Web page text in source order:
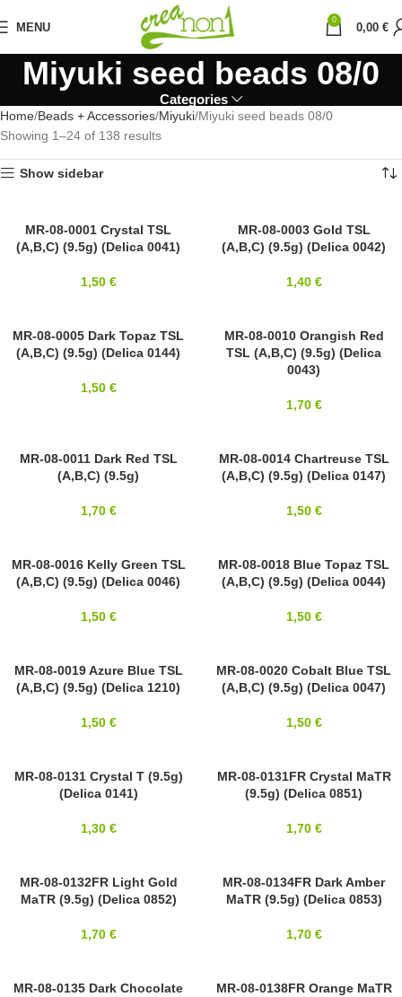
MENU
0
0,00 €
Miyuki seed beads 08/0
Categories
Home Beads + Accessories Miyuki Miyuki seed beads 08/0
Showing 1–24 of 138 results
Show sidebar
MIYUKI
MR-08-0001 Crystal TSL
(A,B,C) (9.5g) (Delica 0041)
1,50 €
MIYUKI
MR-08-0003 Gold TSL
(A,B,C) (9.5g) (Delica 0042)
1,40 €
8/0
MIYUKI
MR-08-0005 Dark Topaz TSL
(A,B,C) (9.5g) (Delica 0144)
1,50 €
8/0
MIYUKI
MR-08-0010 Orangish Red
TSL (A,B,C) (9.5g) (Delica
0043)
1,70 €
8/0MR-08-0011 Dark Red TSL
(A,B,C) (9.5g)
1,70 €
8/0
MIYUKI
MR-08-0014 Chartreuse TSL
(A,B,C) (9.5g) (Delica 0147)
1,50 €
8/0
MIYUKI
MR-08-0016 Kelly Green TSL
(A,B,C) (9.5g) (Delica 0046)
1,50 €
8/0
MIYUKI
MR-08-0018 Blue Topaz TSL
(A,B,C) (9.5g) (Delica 0044)
1,50 €
8/0
MIYUKI
MR-08-0019 Azure Blue TSL
(A,B,C) (9.5g) (Delica 1210)
1,50 €
8/0
MIYUKI
MR-08-0020 Cobalt Blue TSL
(A,B,C) (9.5g) (Delica 0047)
1,50 €
8/0
MR-08-0131 Crystal T (9.5g)
(Delica 0141)
1,30 €
8/0
MIYUKI
MR-08-0131FR Crystal MaTR
(9.5g) (Delica 0851)
1,70 €
8/0
MIYUKI
MR-08-0132FR Light Gold
MaTR (9.5g) (Delica 0852)
1,70 €
8/0
MIYUKI
MR-08-0134FR Dark Amber
MaTR (9.5g) (Delica 0853)
1,70 €
8/0
MR-08-0135 Dark Chocolate
8/0
MR-08-0138FR Orange MaTR